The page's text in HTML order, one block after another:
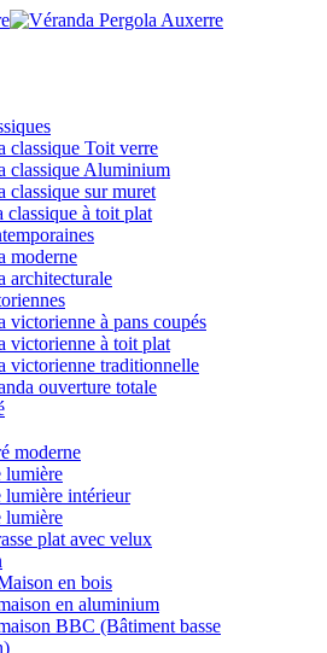
classique Toit verre
classique Aluminium
classique sur muret
classique à toit plat
moderne
architecturale
victorienne à pans coupés
victorienne à toit plat
victorienne traditionnelle
ouverture totale
moderne
lumière
lumière intérieur
lumière
plat avec velux
en bois
en aluminium
BBC (Bâtiment basse